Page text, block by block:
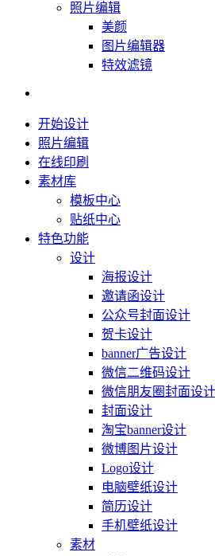
照片编辑
美颜
图片编辑器
特效滤镜
开始设计
照片编辑
在线印刷
素材库
模板中心
贴纸中心
特色功能
设计
海报设计
邀请函设计
公众号封面设计
贺卡设计
banner广告设计
微信二维码设计
微信朋友圈封面设计
封面设计
淘宝banner设计
微博图片设计
Logo设计
电脑壁纸设计
简历设计
手机壁纸设计
素材